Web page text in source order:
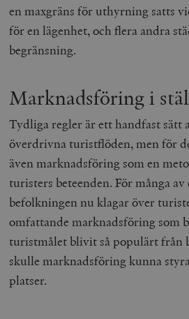
en maxgräns för uthyrning satts
för en lägenhet, och flera andra
begränsning.
Marknadsföring i
Tydliga regler är ett handfast sätt
överdrivna turistflöden, men för
även marknadsföring som en
turisters beteenden. För många
befolkningen nu klagar över
omfattande marknadsföring som
turistmålet blivit så populärt från
skulle marknadsföring kunna
platser.